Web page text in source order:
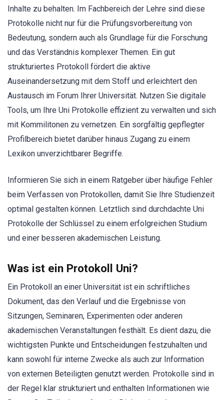
Inhalte zu behalten. Im Fachbereich der Lehre sind diese
Protokolle nicht nur für die Prüfungsvorbereitung von
Bedeutung, sondern auch als Grundlage für die Forschung
und das Verständnis komplexer Themen. Ein gut
strukturiertes Protokoll fördert die aktive
Auseinandersetzung mit dem Stoff und erleichtert den
Austausch im Forum Ihrer Universität. Nutzen Sie digitale
Tools, um Ihre Uni Protokolle effizient zu verwalten und sich
mit Kommilitonen zu vernetzen. Ein sorgfältig gepflegter
Profilbereich bietet darüber hinaus Zugang zu einem
Lexikon unverzichtbarer Begriffe.
Informieren Sie sich in einem Ratgeber über häufige Fehler
beim Verfassen von Protokollen, damit Sie Ihre Studienzeit
optimal gestalten können. Letztlich sind durchdachte Uni
Protokolle der Schlüssel zu einem erfolgreichen Studium
und einer besseren akademischen Leistung.
Was ist ein Protokoll Uni?
Ein Protokoll an einer Universität ist ein schriftliches
Dokument, das den Verlauf und die Ergebnisse von
Sitzungen, Seminaren, Experimenten oder anderen
akademischen Veranstaltungen festhält. Es dient dazu, die
wichtigsten Punkte und Entscheidungen festzuhalten und
kann sowohl für interne Zwecke als auch zur Information
von externen Beteiligten genutzt werden. Protokolle sind in
der Regel klar strukturiert und enthalten Informationen wie